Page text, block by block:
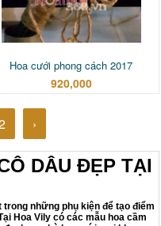
Hoa cưới phong cách 2017
920,000
›
DÂU ĐẸP TẠI
những phụ kiện để tạo điểm
Hoa Vily có các mẫu hoa cầm